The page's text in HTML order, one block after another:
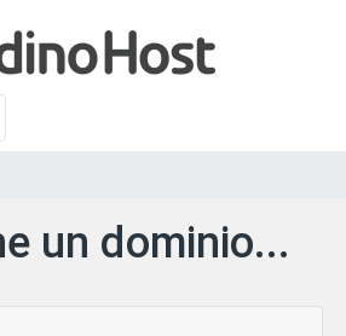
un dominio...